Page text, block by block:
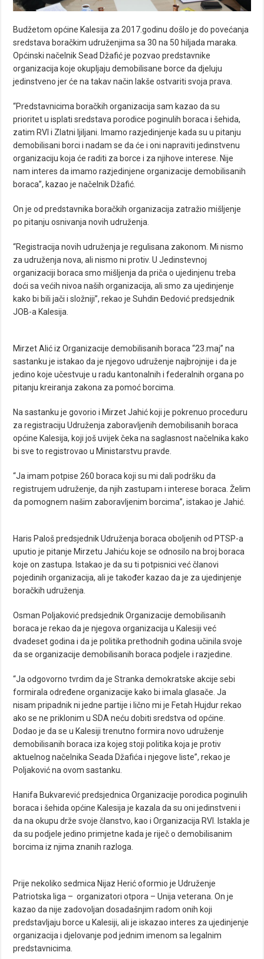
Budžetom općine Kalesija za 2017.godinu došlo je do povećanja
sredstava boračkim udruženjima sa 30 na 50 hiljada maraka.
Općinski načelnik Sead Džafić je pozvao predstavnike
organizacija koje okupljaju demobilisane borce da djeluju
jedinstveno jer će na takav način lakše ostvariti svoja prava.
“Predstavnicima boračkih organizacija sam kazao da su
prioritet u isplati sredstava porodice poginulih boraca i šehida,
zatim RVI i Zlatni ljiljani. Imamo razjedinjenje kada su u pitanju
demobilisani borci i nadam se da će i oni napraviti jedinstvenu
organizaciju koja će raditi za borce i za njihove interese. Nije
nam interes da imamo razjedinjene organizacije demobilisanih
boraca”, kazao je načelnik Džafić.
On je od predstavnika boračkih organizacija zatražio mišljenje
po pitanju osnivanja novih udruženja.
“Registracija novih udruženja je regulisana zakonom. Mi nismo
za udruženja nova, ali nismo ni protiv. U Jedinstevnoj
organizaciji boraca smo mišljenja da priča o ujedinjenu treba
doći sa većih nivoa naših organizacija, ali smo za ujedinjenje
kako bi bili jači i složniji”, rekao je Suhdin Đedović predsjednik
JOB-a Kalesija.
Mirzet Alić iz Organizacije demobilisanih boraca “23.maj” na
sastanku je istakao da je njegovo udruženje najbrojnije i da je
jedino koje učestvuje u radu kantonalnih i federalnih organa po
pitanju kreiranja zakona za pomoć borcima.
Na sastanku je govorio i Mirzet Jahić koji je pokrenuo proceduru
za registraciju Udruženja zaboravljenih demobilisanih boraca
općine Kalesija, koji još uvijek čeka na saglasnost načelnika kako
bi sve to registrovao u Ministarstvu pravde.
“Ja imam potpise 260 boraca koji su mi dali podršku da
registrujem udruženje, da njih zastupam i interese boraca. Želim
da pomognem našim zaboravljenim borcima”, istakao je Jahić.
Haris Paloš predsjednik Udruženja boraca oboljenih od PTSP-a
uputio je pitanje Mirzetu Jahiću koje se odnosilo na broj boraca
koje on zastupa. Istakao je da su ti potpisnici već članovi
pojedinih organizacija, ali je također kazao da je za ujedinjenje
boračkih udruženja.
Osman Poljaković predsjednik Organizacije demobilisanih
boraca je rekao da je njegova organizacija u Kalesiji već
dvadeset godina i da je politika prethodnih godina učinila svoje
da se organizacije demobilisanih boraca podjele i razjedine.
“Ja odgovorno tvrdim da je Stranka demokratske akcije sebi
formirala određene organizacije kako bi imala glasače. Ja
nisam pripadnik ni jedne partije i lično mi je Fetah Hujdur rekao
ako se ne priklonim u SDA neću dobiti sredstva od općine.
Dodao je da se u Kalesiji trenutno formira novo udruženje
demobilisanih boraca iza kojeg stoji politika koja je protiv
aktuelnog načelnika Seada Džafića i njegove liste”, rekao je
Poljaković na ovom sastanku.
Hanifa Bukvarević predsjednica Organizacije porodica poginulih
boraca i šehida općine Kalesija je kazala da su oni jedinstveni i
da na okupu drže svoje članstvo, kao i Organizacija RVI. Istakla je
da su podjele jedino primjetne kada je riječ o demobilisanim
borcima iz njima znanih razloga.
Prije nekoliko sedmica Nijaz Herić oformio je Udruženje
Patriotska liga – organizatori otpora – Unija veterana. On je
kazao da nije zadovoljan dosadašnjim radom onih koji
predstavljaju borce u Kalesiji, ali je iskazao interes za ujedinjenje
organizacija i djelovanje pod jednim imenom sa legalnim
predstavnicima.